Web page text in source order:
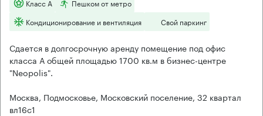
Класс А
Пешком от метро
Кондиционирование и вентиляция
Свой паркинг
Сдается в долгосрочную аренду помещение под офис
класса А общей площадью 1700 кв.м в бизнес-центре
"Neopolis".
Москва, Подмосковье, Московский поселение, 32 квартал
вл16с1